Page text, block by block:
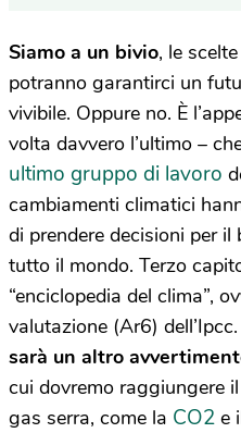
Siamo a un bivio, le
potranno garantirci un
vivibile. Oppure no. È
volta davvero l’ultimo –
ultimo gruppo di lavoro
cambiamenti climatici
di prendere decisioni per il
tutto il mondo. Terzo
“enciclopedia del clima”,
valutazione (Ar6)
sarà un altro
cui dovremo raggiungere
gas serra, come la CO2 e